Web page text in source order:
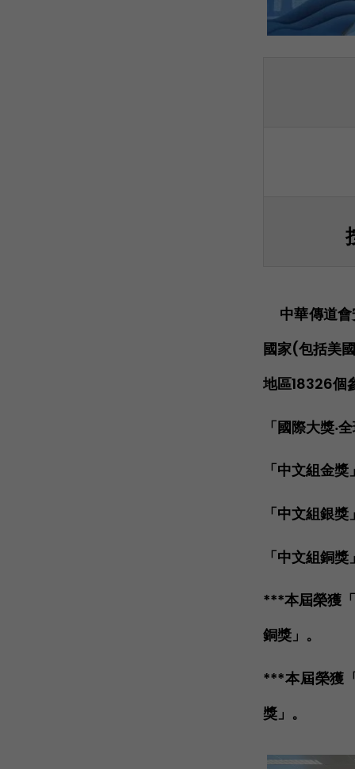
中華傳道
國家(包括美
地區18326個
「國際大獎‧
「中文組金獎
「中文組銀獎
「中文組銅獎
***本屆榮獲
銅獎」。
***本屆榮獲
獎」。